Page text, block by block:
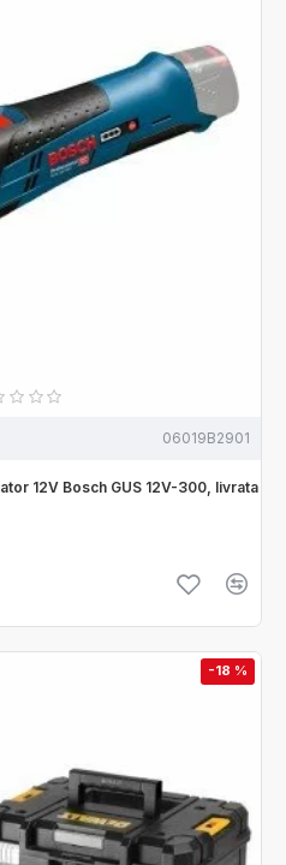
06019B2901
12V Bosch GUS 12V-300, livrata
-18 %